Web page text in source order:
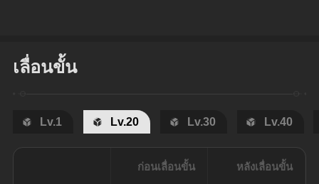
เลื่อนขั้น
Lv.1 Lv.20 Lv.30 Lv.40
ก่อนเลื่อนขั้น หลังเลื่อนขั้น